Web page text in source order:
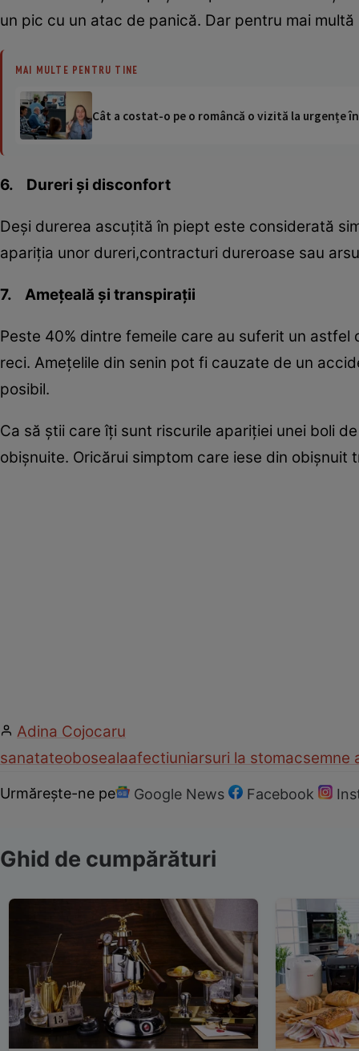
un pic cu un atac de panică. Dar pentru mai
MAI MULTE PENTRU TINE
Cât a costat-o pe o româncă o vizită la urgențe
6. Dureri şi disconfort
Deşi durerea ascuţită în piept este considerată
apariţia unor dureri,contracturi dureroase sau
7. Ameţeală şi transpiraţii
Peste 40% dintre femeile care au suferit un
reci. Ameţelile din senin pot fi cauzate de un
posibil.
Ca să ştii care îţi sunt riscurile apariţiei unei boli
obişnuite. Oricărui simptom care iese din obişnuit
Adina Cojocaru
sanatateobosealaafectiuniarsuri la stomacsemne
Urmărește-ne pe Google News Facebook
Ghid de cumpărături